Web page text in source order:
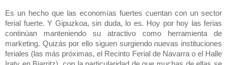
Es un hecho que las economías fuertes cuentan con un sector
ferial fuerte. Y Gipuzkoa, sin duda, lo es. Hoy por hoy las ferias
continúan manteniendo
su atractivo como herramienta de
marketing. Quizás por ello siguen surgiendo nuevas instituciones
feriales (las más próximas, el Recinto Ferial de Navarra o el Halle